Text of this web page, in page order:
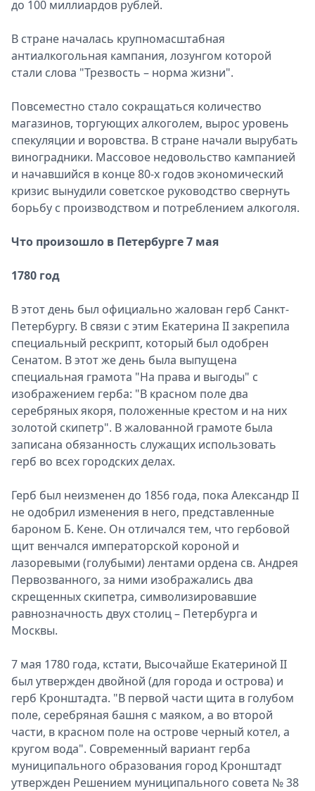
до 100 миллиардов рублей.
В стране началась крупномасштабная
антиалкогольная кампания, лозунгом которой
стали слова "Трезвость – норма жизни".
Повсеместно стало сокращаться количество
магазинов, торгующих алкоголем, вырос уровень
спекуляции и воровства. В стране начали вырубать
виноградники. Массовое недовольство кампанией
и начавшийся в конце 80-х годов экономический
кризис вынудили советское руководство свернуть
борьбу с производством и потреблением алкоголя.
Что произошло в Петербурге 7 мая
1780 год
В этот день был официально жалован герб Санкт-
Петербургу. В связи с этим Екатерина II закрепила
специальный рескрипт, который был одобрен
Сенатом. В этот же день была выпущена
специальная грамота "На права и выгоды" с
изображением герба: "В красном поле два
серебряных якоря, положенные крестом и на них
золотой скипетр". В жалованной грамоте была
записана обязанность служащих использовать
герб во всех городских делах.
Герб был неизменен до 1856 года, пока Александр II
не одобрил изменения в него, представленные
бароном Б. Кене. Он отличался тем, что гербовой
щит венчался императорской короной и
лазоревыми (голубыми) лентами ордена св. Андрея
Первозванного, за ними изображались два
скрещенных скипетра, символизировавшие
равнозначность двух столиц – Петербурга и
Москвы.
7 мая 1780 года, кстати, Высочайше Екатериной II
был утвержден двойной (для города и острова) и
герб Кронштадта. "В первой части щита в голубом
поле, серебряная башня с маяком, а во второй
части, в красном поле на острове черный котел, а
кругом вода". Современный вариант герба
муниципального образования город Кронштадт
утвержден Решением муниципального совета № 38